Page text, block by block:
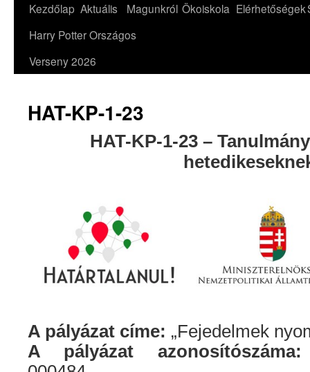
Kezdőlap Aktuális Magunkról Ökoiskola Elérhetőségek
Harry Potter Országos
Verseny 2026
HAT-KP-1-23
HAT-KP-1-23 –
A pályázat címe: „Fejedelmek
A pályázat azonosítószáma: